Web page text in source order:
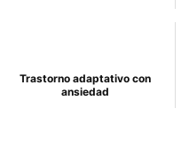
Trastorno adaptativo con
ansiedad